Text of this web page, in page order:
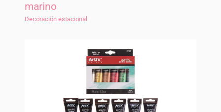
marino
Decoración estacional